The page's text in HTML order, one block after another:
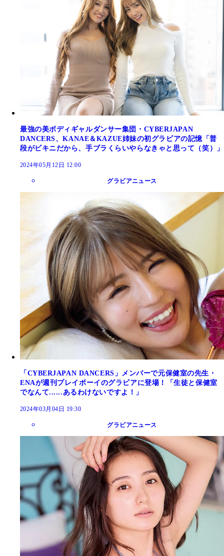
最強の美ボディギャルダンサー集団・CYBERJAPAN
DANCERS、KANAE＆KAZUE姉妹の初グラビアの記憶「普
段がビキニだから、手ブラくらいやらなきゃと思って（笑）」
2024年05月12日 12:00
グラビアニュース
「CYBERJAPAN DANCERS」メンバーで元保健室の先生・
ENAが週刊プレイボーイのグラビアに登場！「生徒と保健室
でなんて......あるわけないですよ！」
2024年03月04日 19:30
グラビアニュース